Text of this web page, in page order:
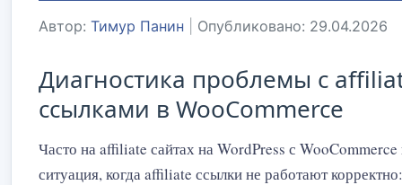
Автор: Тимур Панин Опубликовано: 29.04.2026
Диагностика проблемы с
ссылками в WooCommerce
Часто на affiliate сайтах на WordPress с WooCommerce
ситуация, когда affiliate ссылки не работают корректно: